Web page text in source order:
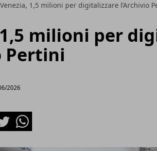
Venezia, 1,5 milioni per digitalizzare l’Archivio
milioni per
Pertini
2026
Whatsapp